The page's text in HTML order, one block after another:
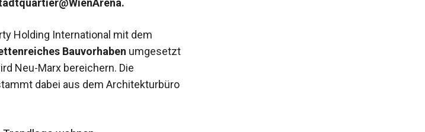
Holding International mit dem
Bauvorhaben umgesetzt
Neu-Marx bereichern. Die
dabei aus dem Architekturbüro